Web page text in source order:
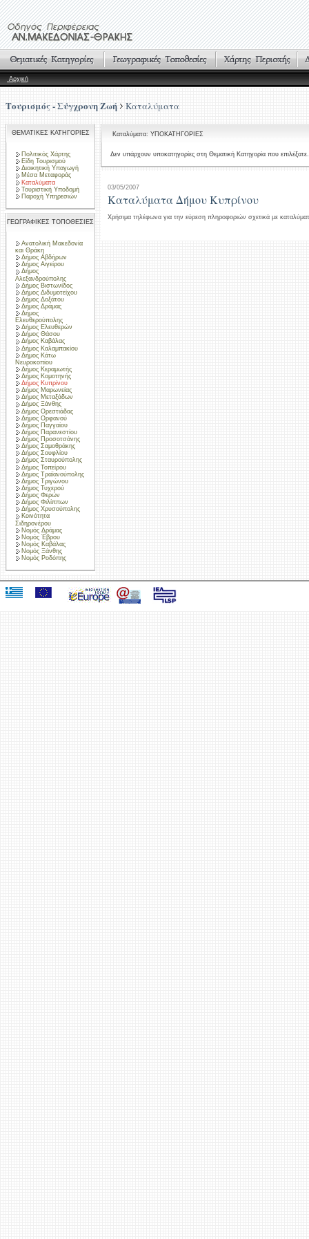
Αρχική
Τουρισμός - Σύγχρονη Ζωή Καταλύματα
ΘΕΜΑΤΙΚΕΣ ΚΑΤΗΓΟΡΙΕΣ
Πολιτικός Χάρτης
Είδη Τουρισμού
Διοικητική Υπαγωγή
Μέσα Μεταφοράς
Καταλύματα
Τουριστική Υποδομή
Παροχή Υπηρεσιών
ΓΕΩΓΡΑΦΙΚΕΣ ΤΟΠΟΘΕΣΙΕΣ
Ανατολική Μακεδονία
και Θράκη
Δήμος Αβδήρων
Δήμος Αιγείρου
Δήμος
Αλεξανδρούπολης
Δήμος Βιστωνίδος
Δήμος Διδυμοτείχου
Δήμος Δοξάτου
Δήμος Δράμας
Δήμος
Ελευθερούπολης
Δήμος Ελευθερών
Δήμος Θάσου
Δήμος Καβάλας
Δήμος Καλαμπακίου
Δήμος Κάτω
Νευροκοπίου
Δήμος Κεραμωτής
Δήμος Κομοτηνής
Δήμος Κυπρίνου
Δήμος Μαρωνείας
Δήμος Μεταξάδων
Δήμος Ξάνθης
Δήμος Ορεστιάδας
Δήμος Ορφανού
Δήμος Παγγαίου
Δήμος Παρανεστίου
Δήμος Προσοτσάνης
Δήμος Σαμοθράκης
Δήμος Σουφλίου
Δήμος Σταυρούπολης
Δήμος Τοπείρου
Δήμος Τραϊανούπολης
Δήμος Τριγώνου
Δήμος Τυχερού
Δήμος Φερών
Δήμος Φιλίππων
Δήμος Χρυσούπολης
Κοινότητα
Σιδηρονέρου
Νομός Δράμας
Νομός Έβρου
Νομός Καβάλας
Νομός Ξάνθης
Νομός Ροδόπης
Καταλύματα: ΥΠΟΚΑΤΗΓΟΡΙΕΣ
Δεν υπάρχουν υποκατηγορίες στη Θεματική Κατηγορία που επιλέξατε.
03/05/2007
Καταλύματα Δήμου Κυπρίνου
Χρήσιμα τηλέφωνα για την εύρεση πληροφοριών σχετικά με